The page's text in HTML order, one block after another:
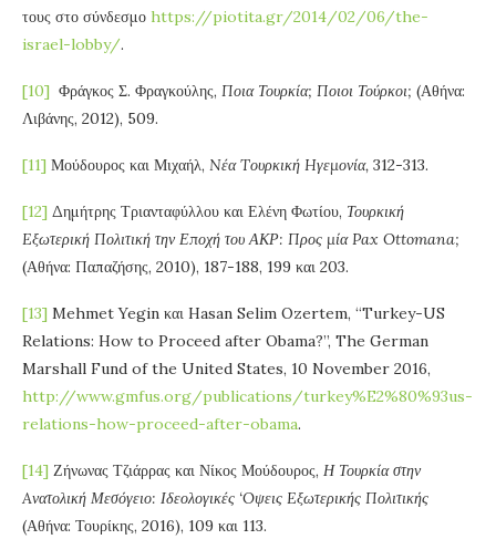
τους στο σύνδεσμο https://piotita.gr/2014/02/06/the-
israel-lobby/.
[10] Φράγκος Σ. Φραγκούλης, Ποια Τουρκία; Ποιοι Τούρκοι; (Αθήνα:
Λιβάνης, 2012), 509.
[11] Μούδουρος και Μιχαήλ, NέαTουρκική Hγεμονία, 312-313.
[12] Δημήτρης Τριανταφύλλου και Ελένη Φωτίου, Τουρκική
Eξωτερική Πολιτική την Εποχή του ΑΚΡ: Προς μίαPax Ottomana;
(Αθήνα: Παπαζήσης, 2010), 187-188, 199 και 203.
[13] Mehmet Yegin και Hasan Selim Ozertem, “Turkey-US
Relations: How to Proceed after Obama?”, The German
Marshall Fund of the United States, 10 November 2016,
http://www.gmfus.org/publications/turkey%E2%80%93us-
relations-how-proceed-after-obama.
[14] Ζήνωνας Τζιάρρας και Νίκος Μούδουρος, Η Τουρκία στην
Aνατολική Μεσόγειο: Ιδεολογικές ‘Oψεις Eξωτερικής Πολιτικής
(Αθήνα: Τουρίκης, 2016), 109 και 113.